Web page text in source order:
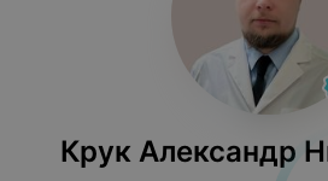
Крук Александр